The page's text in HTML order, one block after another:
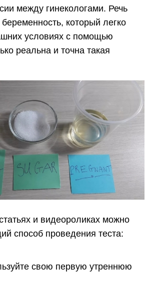
между гинекологами. Речь
беременность, который легко
условиях с помощью
реальна и точна такая
и видеороликах можно
способ проведения теста:
свою первую утреннюю